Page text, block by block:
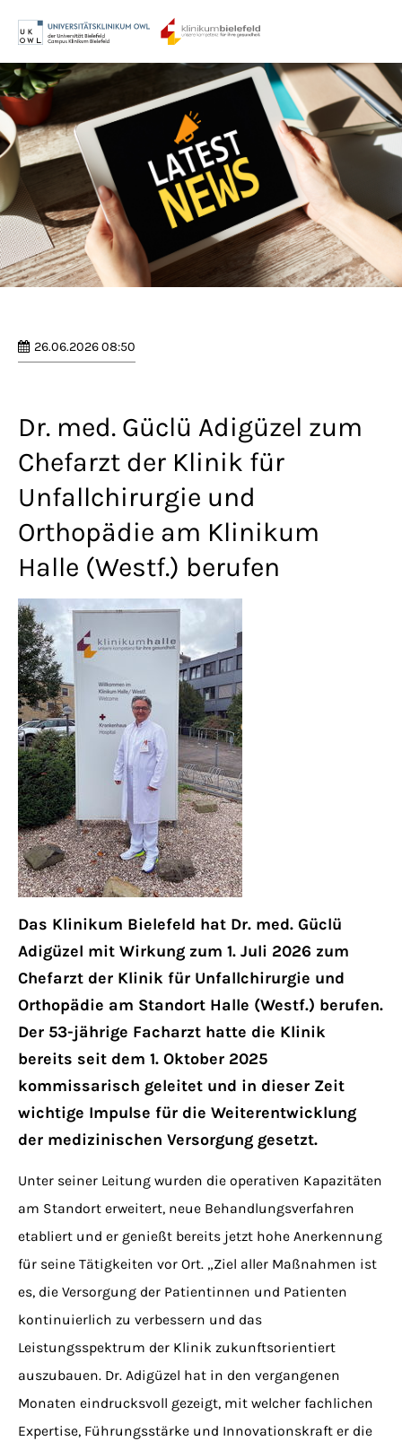
Login
Benutzername
Passwort
Anmelden
Lorem ipsum dolor sit amet:
24h / 365days
We offer support for our customers
Get in touch
Cybersteel Inc.
376-293 City Road, Suite 600
San Francisco, CA 94102
Have any questions?
+44 1234 567 890
Drop us a line
About us
Lorem ipsum dolor sit amet, consectetuer
adipiscing elit.
Aenean commodo ligula eget dolor. Aenean
massa. Cum sociis natoque penatibus et
magnis dis parturient montes, nascetur
nec.
26.06.2026 08:50
Dr. med. Güclü Adigüzel zum
Chefarzt der Klinik für
Unfallchirurgie und
Orthopädie am Klinikum
Halle (Westf.) berufen
Das Klinikum Bielefeld hat Dr. med. Güclü
Adigüzel mit Wirkung zum 1. Juli 2026 zum
Chefarzt der Klinik für Unfallchirurgie und
Orthopädie am Standort Halle (Westf.) berufen.
Der 53-jährige Facharzt hatte die Klinik
bereits seit dem 1. Oktober 2025
kommissarisch geleitet und in dieser Zeit
wichtige Impulse für die Weiterentwicklung
der medizinischen Versorgung gesetzt.
Unter seiner Leitung wurden die operativen Kapazitäten
am Standort erweitert, neue Behandlungsverfahren
etabliert und er genießt bereits jetzt hohe Anerkennung
für seine Tätigkeiten vor Ort. „Ziel aller Maßnahmen ist
es, die Versorgung der Patientinnen und Patienten
kontinuierlich zu verbessern und das
Leistungsspektrum der Klinik zukunftsorientiert
auszubauen. Dr. Adigüzel hat in den vergangenen
Monaten eindrucksvoll gezeigt, mit welcher fachlichen
Expertise, Führungsstärke und Innovationskraft er die